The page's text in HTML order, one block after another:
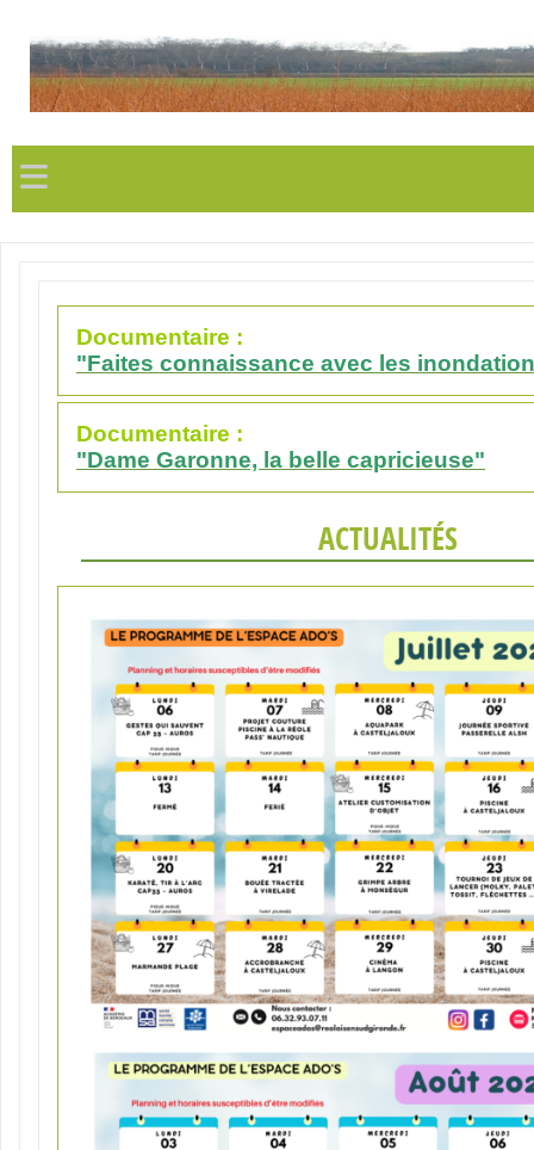
≡
Documentaire :
"Faites connaissance avec les
Documentaire :
"Dame Garonne, la belle capricieuse"
ACTUALITÉS